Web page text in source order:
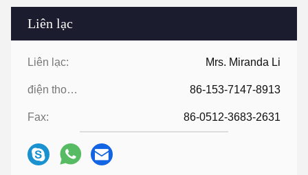
Liên lạc
Liên lạc: Mrs. Miranda Li
điện thoại: 86-153-7147-8913
Fax: 86-0512-3683-2631